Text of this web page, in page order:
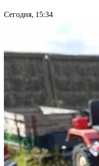
Сегодня, 15:34